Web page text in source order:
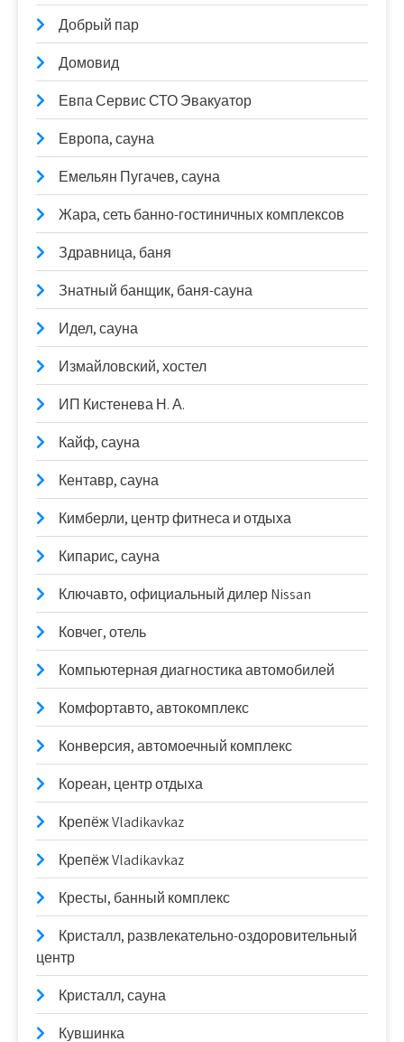
Добрый пар
Домовид
Евпа Сервис СТО Эвакуатор
Европа, сауна
Емельян Пугачев, сауна
Жара, сеть банно-гостиничных комплексов
Здравница, баня
Знатный банщик, баня-сауна
Идел, сауна
Измайловский, хостел
ИП Кистенева Н. А.
Кайф, сауна
Кентавр, сауна
Кимберли, центр фитнеса и отдыха
Кипарис, сауна
Ключавто, официальный дилер Nissan
Ковчег, отель
Компьютерная диагностика автомобилей
Комфортавто, автокомплекс
Конверсия, автомоечный комплекс
Кореан, центр отдыха
Крепёж Vladikavkaz
Крепёж Vladikavkaz
Кресты, банный комплекс
Кристалл, развлекательно-оздоровительный
центр
Кристалл, сауна
Кувшинка